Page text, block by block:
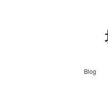
Blog